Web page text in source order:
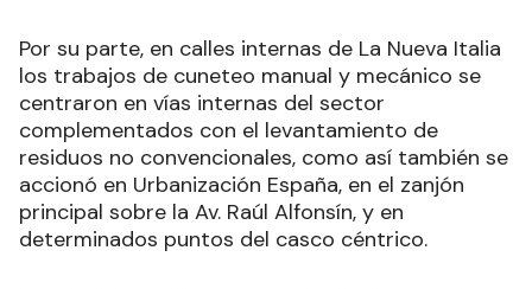
Por su parte, en calles internas de La Nueva Italia
los trabajos de cuneteo manual y mecánico se
centraron en vías internas del sector
complementados con el levantamiento de
residuos no convencionales, como así también se
accionó en Urbanización España, en el zanjón
principal sobre la Av. Raúl Alfonsín, y en
determinados puntos del casco céntrico.